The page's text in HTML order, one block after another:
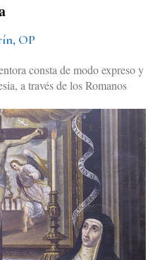
OP
consta de modo expreso y
a través de los Romanos